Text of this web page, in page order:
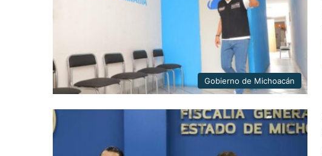
Gobierno de Michoacán